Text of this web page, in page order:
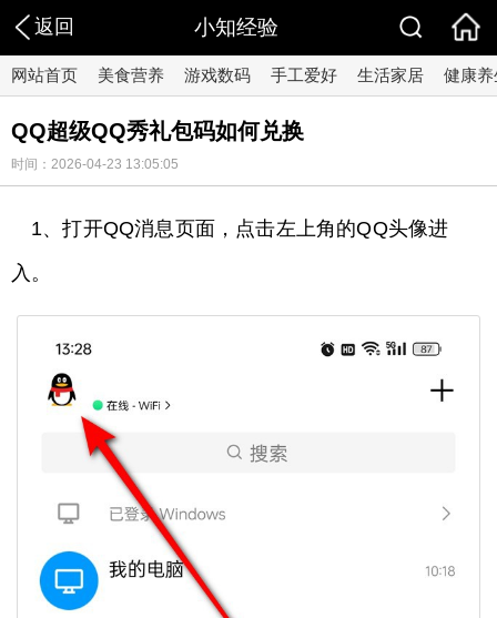
返回 小知经验
网站首页 美食营养 游戏数码 手工爱好 生活家居 健康养
QQ超级QQ秀礼包码如何兑换
时间：2026-04-23 13:05:05
1、打开QQ消息页面，点击左上角的QQ头像进
入。